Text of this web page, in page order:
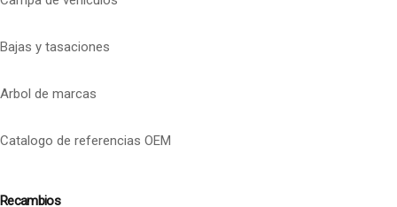
Bajas y tasaciones
Arbol de marcas
Catalogo de referencias OEM
Recambios